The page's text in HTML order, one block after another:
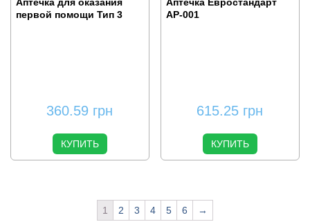
первой помощи Тип 3
360.59 грн
КУПИТЬ
АР-001
615.25 грн
КУПИТЬ
1 2 3 4 5 6 →